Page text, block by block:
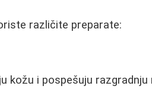
različite preparate:
kožu i pospešuju razgradnju